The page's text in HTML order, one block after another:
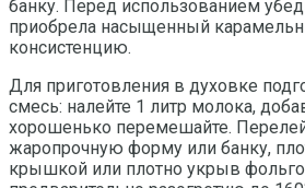
банку. Перед использованием
приобрела насыщенный
консистенцию.
Для приготовления в духовке
смесь: налейте 1 литр молока,
хорошенько перемешайте.
жаропрочную форму или банку,
крышкой или плотно укрыв